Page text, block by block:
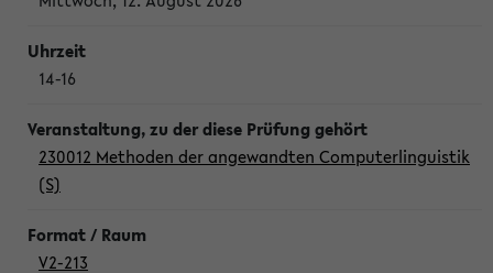
14-16
230012 Methoden der angewandten Computerlinguistik
(S)
V2-213